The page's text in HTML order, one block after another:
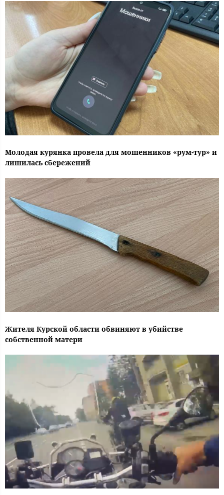
Молодая курянка провела для мошенников «рум-тур» и
лишилась сбережений
Жителя Курской области обвиняют в убийстве
собственной матери